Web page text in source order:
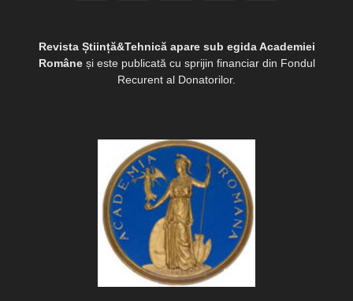
Revista Știință&Tehnică apare sub egida Academiei
Româneși este publicată cu sprijin financiar din Fondul
Recurent al Donatorilor.